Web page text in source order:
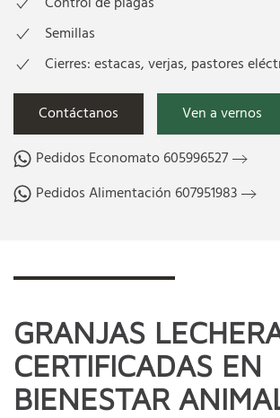
Semillas
Cierres: estacas, verjas, pastores
Contáctanos
Ven a vernos
Pedidos Economato 605996527
Pedidos Alimentación 607951983
GRANJAS
CERTIFICADAS EN
BIENESTAR